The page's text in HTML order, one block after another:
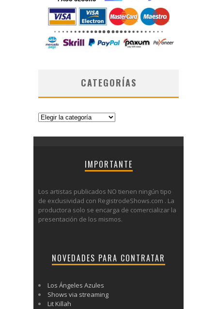
CATEGORÍAS
Categorías
IMPORTANTE
Los artistas publicados NO tienen ningún tipo
de exclusividad con RegistrodeShows.com . La
productora solo se encarga de comercializar la
presentación de los mismos.
NOVEDADES PARA CONTRATAR
Los Ángeles Azules
Shows via streaming
Lit Killah